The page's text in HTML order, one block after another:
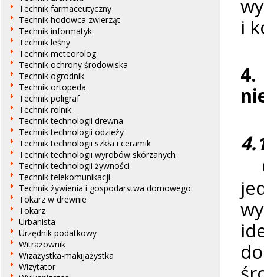
Technik farmaceutyczny
Technik hodowca zwierząt
Technik informatyk
Technik leśny
Technik meteorolog
Technik ochrony środowiska
Technik ogrodnik
Technik ortopeda
Technik poligraf
Technik rolnik
Technik technologii drewna
Technik technologii odzieży
Technik technologii szkła i ceramik
Technik technologii wyrobów skórzanych
Technik technologii żywności
Technik telekomunikacji
Technik żywienia i gospodarstwa domowego
Tokarz w drewnie
Tokarz
Urbanista
Urzędnik podatkowy
Witrażownik
Wizażystka-makijażystka
Wizytator
i